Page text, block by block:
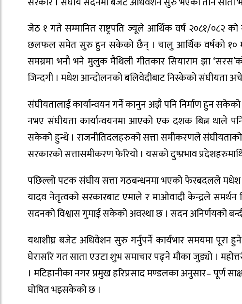
जेठ १ गते सम्मानित राष्ट्रपति ज्यूले आर्थिक वर्ष २०८१/०८२ को
छलफल समेत सुरु हुन सकेको छैन् । चालु आर्थिक वर्षको १०
समग्रमा भनौ भने मुलुक मैथिली गीतकार सियाराम झा
जिन्दगी । मधेश आन्दोलनको बलिवेदीबाट निस्केको संघीयता
संघीयतालाई कार्यान्वयन गर्ने कानुन अझै पनि निर्माण हुन
नभए संघीयता कार्यान्वयनमा आएको एक दशक बित्न थाले
सकेको हुन्थे । राजनीतिदलहरुको सत्ता समीकरणले संघीयताको
सरकारको सत्तासमीकरण फेरियो । यसको दुष्प्रभाव
पछिल्लो पटक संघीय सत्ता गठबन्धनमा भएको फेरबदलले
यादव नेतृत्वको सरकारबाट एमाले र माओवादी केन्द्रले समर्थन
सदनको विश्वास गुमाई सकेको अवस्था छ । सदन अनिर्णयको
यथाशीघ्र बजेट अधिवेशन सुरु गर्नुपर्ने कार्यभार समयमा पूरा
घेरासरि गत साता एउटा शुभ समाचार पढ्ने मौका जुड्यो ।
। मटिहानीका नगर प्रमुख हरिप्रसाद मण्डलका अनुसार– पूर्ण
घोषित भइसकेको छ ।